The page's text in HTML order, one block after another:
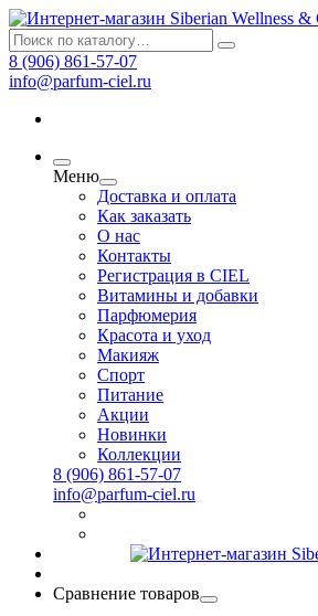
8 (906) 861-57-07
info@parfum-ciel.ru
Меню
Доставка и оплата
Как заказать
О нас
Контакты
Регистрация в CIEL
Витамины и добавки
Парфюмерия
Красота и уход
Макияж
Спорт
Питание
Акции
Новинки
Коллекции
8 (906) 861-57-07
info@parfum-ciel.ru
Сравнение товаров